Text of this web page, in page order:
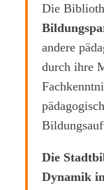
Die
andere
durch ihre
Die
Dynamik